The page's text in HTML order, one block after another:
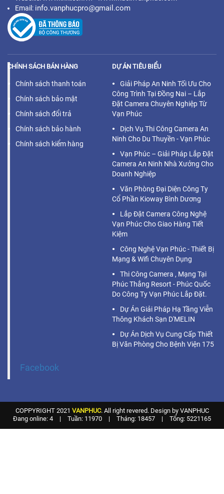
Email: info.vanphucpro@gmail.com
CHÍNH SÁCH BÁN HÀNG
Chính sách thanh toán
Chính sách bảo mật
Chính sách đổi trả
Chính sách bảo hành
Chính sách kiểm hàng
DỰ ÁN TIÊU BIỂU
Giải Pháp An Ninh Tối Ưu Cho
Công Trình Tại Đồng Nai – Lắp
Đặt Camera Chuyên Nghiệp Từ
Vạn Phúc
Dịch Vụ Thi Công Camera An
Ninh Cho Du Thuyền - Vạn Phúc
Vạn Phúc – Giải Pháp Lắp Đặt
Camera An Ninh Nhà Xưởng Cho
Doanh Nghiệp
Văn Phòng Đại Diện Công Ty
Cổ Phần Kioway Bình Dương
Lắp Đặt Camera Công Nghệ
Vạn Phúc Cho Giao Hàng Tiết
Kiệm
Công Nghệ Vạn Phúc - Thiết Bị
Mạng & Wifi Chuyên Dụng
Thi Công Camera , Mạng Tại
Phúc Thắng Resort - Phúc Quốc
Do Công Ty Vạn Phúc Lắp Đặt.
Dự Án Giải Pháp Hạ Tầng Viễn
Thông Khách Sạn D'MELIN
Dự Án Dịch Vụ Cung Cấp Thiết
Bị Văn Phòng Cho Bệnh Viện 175
Facebook
COPPYRIGHT 2021 VANPHUC. All right revered. Design by VANPHUC
Đang online: 4
| Tuần: 11970 | Tháng: 18457 | Tổng: 5221165